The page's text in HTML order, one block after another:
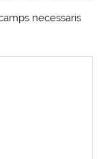
necessaris